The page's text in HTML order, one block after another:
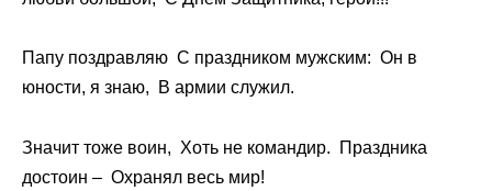
Папу поздравляю С праздником мужским: Он в
юности, я знаю, В армии служил.
Значит тоже воин, Хоть не командир. Праздника
достоин – Охранял весь мир!